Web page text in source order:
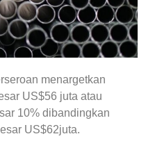
menargetkan
US$56 juta atau
10% dibandingkan
US$62juta.